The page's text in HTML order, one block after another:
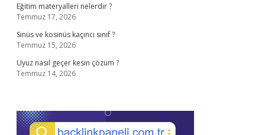
Eğitim materyalleri nelerdir ?
Temmuz 17, 2026
Sinüs ve kosinüs kaçıncı sınıf ?
Temmuz 15, 2026
Uyuz nasıl geçer kesin çözüm ?
Temmuz 14, 2026